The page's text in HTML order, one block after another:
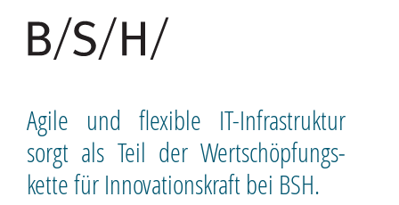
Agile und flexible IT-Infrastruktur
sorgt als Teil der Wert­schöpfungs­
kette für Inno­vations­kraft bei BSH.